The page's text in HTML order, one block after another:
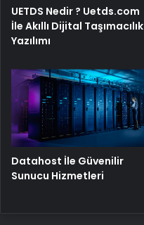
UETDS Nedir ? Uetds.com
İle Akıllı Dijital Taşımacılık
Yazılımı
Datahost İle Güvenilir
Sunucu Hizmetleri